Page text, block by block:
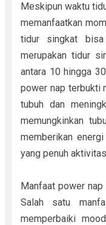
Meskipun waktu
memanfaatkan
tidur singkat bisa
merupakan tidur
antara 10 hingga
power nap terbukti
tubuh dan
memungkinkan
memberikan
yang penuh
Manfaat power
Salah satu
memperbaiki